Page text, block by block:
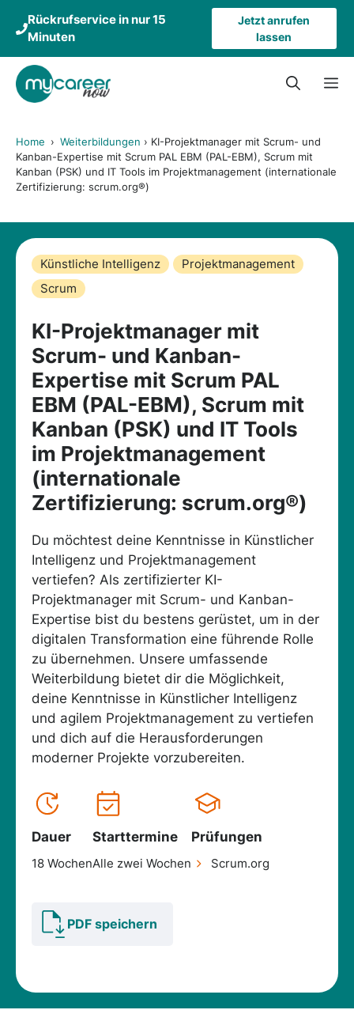
Inhalt
Rückrufservice in nur 15
Minuten
Jetzt anrufen
lassen
Home › Weiterbildungen › KI-Projektmanager mit Scrum- und
Kanban-Expertise mit Scrum PAL EBM (PAL-EBM), Scrum mit
Kanban (PSK) und IT Tools im Projektmanagement (internationale
Zertifizierung: scrum.org®)
Künstliche Intelligenz
Projektmanagement
Scrum
KI-Projektmanager mit
Scrum- und Kanban-
Expertise mit Scrum PAL
EBM (PAL-EBM), Scrum mit
Kanban (PSK) und IT Tools
im Projektmanagement
(internationale
Zertifizierung: scrum.org®)
Du möchtest deine Kenntnisse in Künstlicher
Intelligenz und Projektmanagement
vertiefen? Als zertifizierter KI-
Projektmanager mit Scrum- und Kanban-
Expertise bist du bestens gerüstet, um in der
digitalen Transformation eine führende Rolle
zu übernehmen. Unsere umfassende
Weiterbildung bietet dir die Möglichkeit,
deine Kenntnisse in Künstlicher Intelligenz
und agilem Projektmanagement zu vertiefen
und dich auf die Herausforderungen
moderner Projekte vorzubereiten.
Dauer
18 Wochen
Starttermine
Alle zwei Wochen
Prüfungen
Scrum.org
PDF speichern